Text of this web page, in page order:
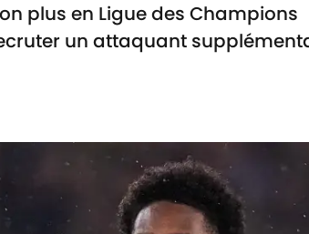
plus en Ligue des Champions
un attaquant